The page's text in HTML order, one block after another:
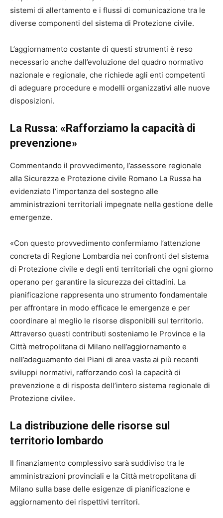
sistemi di allertamento e i flussi di comunicazione tra le
diverse componenti del sistema di Protezione civile.
L’aggiornamento costante di questi strumenti è reso
necessario anche dall’evoluzione del quadro normativo
nazionale e regionale, che richiede agli enti competenti
di adeguare procedure e modelli organizzativi alle nuove
disposizioni.
La Russa: «Rafforziamo la capacità di
prevenzione»
Commentando il provvedimento, l’assessore regionale
alla Sicurezza e Protezione civile Romano La Russa ha
evidenziato l’importanza del sostegno alle
amministrazioni territoriali impegnate nella gestione delle
emergenze.
«Con questo provvedimento confermiamo l’attenzione
concreta di Regione Lombardia nei confronti del sistema
di Protezione civile e degli enti territoriali che ogni giorno
operano per garantire la sicurezza dei cittadini. La
pianificazione rappresenta uno strumento fondamentale
per affrontare in modo efficace le emergenze e per
coordinare al meglio le risorse disponibili sul territorio.
Attraverso questi contributi sosteniamo le Province e la
Città metropolitana di Milano nell’aggiornamento e
nell’adeguamento dei Piani di area vasta ai più recenti
sviluppi normativi, rafforzando così la capacità di
prevenzione e di risposta dell’intero sistema regionale di
Protezione civile».
La distribuzione delle risorse sul
territorio lombardo
Il finanziamento complessivo sarà suddiviso tra le
amministrazioni provinciali e la Città metropolitana di
Milano sulla base delle esigenze di pianificazione e
aggiornamento dei rispettivi territori.